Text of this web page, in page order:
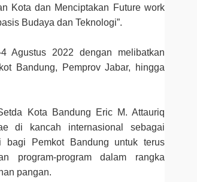
Kota dan Menciptakan Future work
Budaya dan Teknologi”.
Agustus 2022 dengan melibatkan
Bandung, Pemprov Jabar, hingga
Kota Bandung Eric M. Attauriq
di kancah internasional sebagai
bagi Pemkot Bandung untuk terus
program-program dalam rangka
pangan.